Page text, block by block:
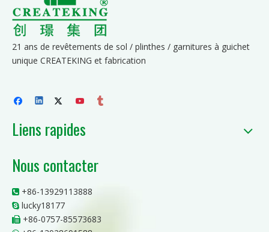
21 ans de revêtements de sol / plinthes / garnitures à guichet
unique CREATEKING et fabrication
Liens rapides
Nous contacter
 +86-13929113888
 lucky18177
 +86-0757-85573683